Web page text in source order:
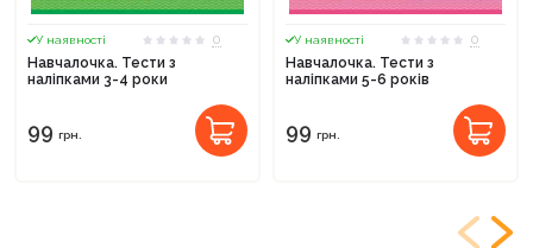
У наявності
0
Навчалочка. Тести з
наліпками 3-4 роки
99 грн.
У наявності
0
Навчалочка. Тести з
наліпками 5-6 років
99 грн.